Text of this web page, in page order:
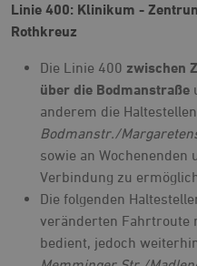
Linie 400: Klinikum -
Rothkreuz
Die Linie 400 zwischen
über die Bodmanstraße
anderem die Haltestellen
Bodmanstr./
sowie an Wochenenden
Verbindung zu
Die folgenden
veränderten Fahrtroute
bedient, jedoch